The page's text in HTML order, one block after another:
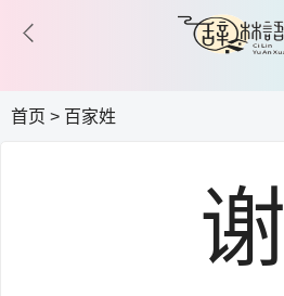
首页 > 百家姓
谢